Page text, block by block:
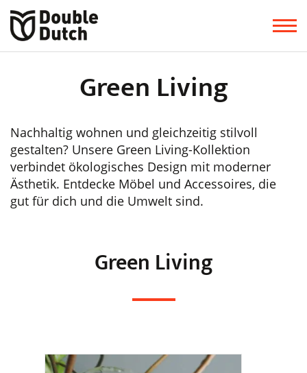
Green Living
Nachhaltig wohnen und gleichzeitig stilvoll
gestalten? Unsere Green Living-Kollektion
verbindet ökologisches Design mit moderner
Ästhetik. Entdecke Möbel und Accessoires, die
gut für dich und die Umwelt sind.
Green Living